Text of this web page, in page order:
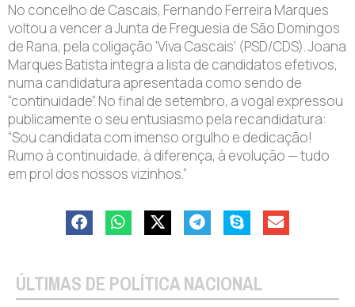
No concelho de Cascais, Fernando Ferreira Marques
voltou a vencer a Junta de Freguesia de São Domingos
de Rana, pela coligação ‘Viva Cascais’ (PSD/CDS). Joana
Marques Batista integra a lista de candidatos efetivos,
numa candidatura apresentada como sendo de
“continuidade”. No final de setembro, a vogal expressou
publicamente o seu entusiasmo pela recandidatura:
“Sou candidata com imenso orgulho e dedicação!
Rumo à continuidade, à diferença, à evolução — tudo
em prol dos nossos vizinhos.”
ÚLTIMAS DE POLÍTICA NACIONAL